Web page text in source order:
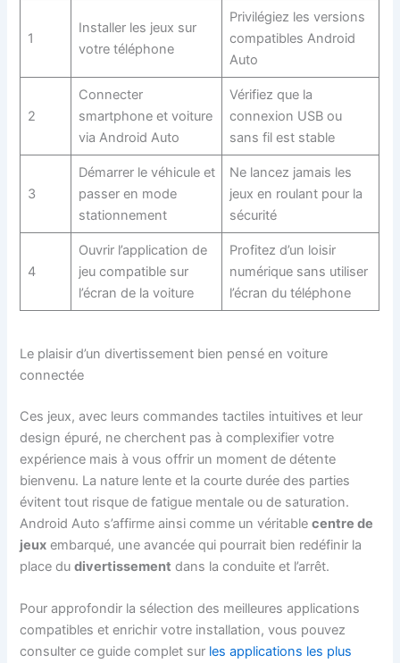
1
Installer les jeux sur
votre téléphone
Privilégiez les versions
compatibles Android
Auto
2
Connecter
smartphone et voiture
via Android Auto
Vérifiez que la
connexion USB ou
sans fil est stable
3
Démarrer le véhicule et
passer en mode
stationnement
Ne lancez jamais les
jeux en roulant pour la
sécurité
4
Ouvrir l’application de
jeu compatible sur
l’écran de la voiture
Profitez d’un loisir
numérique sans utiliser
l’écran du téléphone
Le plaisir d’un divertissement bien pensé en voiture
connectée
Ces jeux, avec leurs commandes tactiles intuitives et leur
design épuré, ne cherchent pas à complexifier votre
expérience mais à vous offrir un moment de détente
bienvenu. La nature lente et la courte durée des parties
évitent tout risque de fatigue mentale ou de saturation.
Android Auto s’affirme ainsi comme un véritablecentre de
jeux embarqué, une avancée qui pourrait bien redéfinir la
place dudivertissement dans la conduite et l’arrêt.
Pour approfondir la sélection des meilleures applications
compatibles et enrichir votre installation, vous pouvez
consulter ce guide complet sur les applications les plus